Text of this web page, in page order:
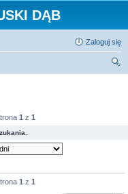
DĄB
Zaloguj się
1 z 1
1 z 1